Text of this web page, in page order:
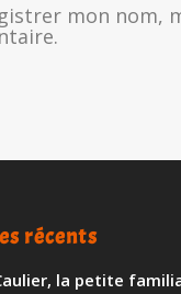
mon nom,
récents
la petite